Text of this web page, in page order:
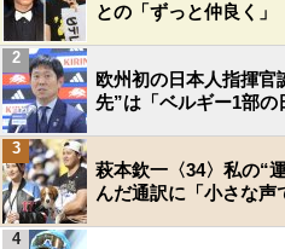
との「ずっと仲良く」
欧州初の日本人指揮官
先”は「ベルギー1部
2
萩本欽一〈34〉私の“
んだ通訳に「小さな声
3
4